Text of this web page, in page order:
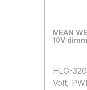
MEAN
10V
HLG-320H-48B
Volt,